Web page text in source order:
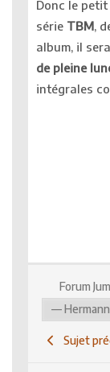
Donc le
série TBM,
album, il
de pleine
intégrales
Forum
Sujet